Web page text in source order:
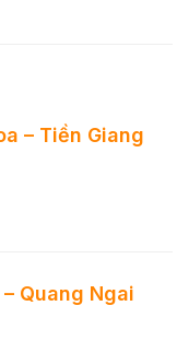
– Tiền Giang
Quang Ngai